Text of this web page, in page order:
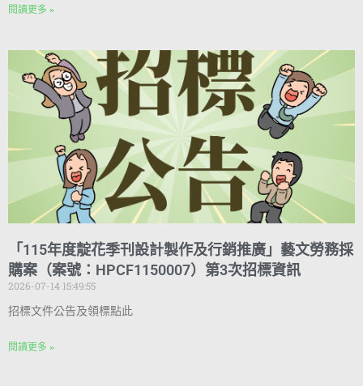
閱讀更多 »
「115年度靛花季刊設計製作及行銷推廣」藝文勞務採
購案（案號：HPCF1150007）第3次招標資訊
2026-07-14 15:49:55
招標文件公告及領標點此
閱讀更多 »